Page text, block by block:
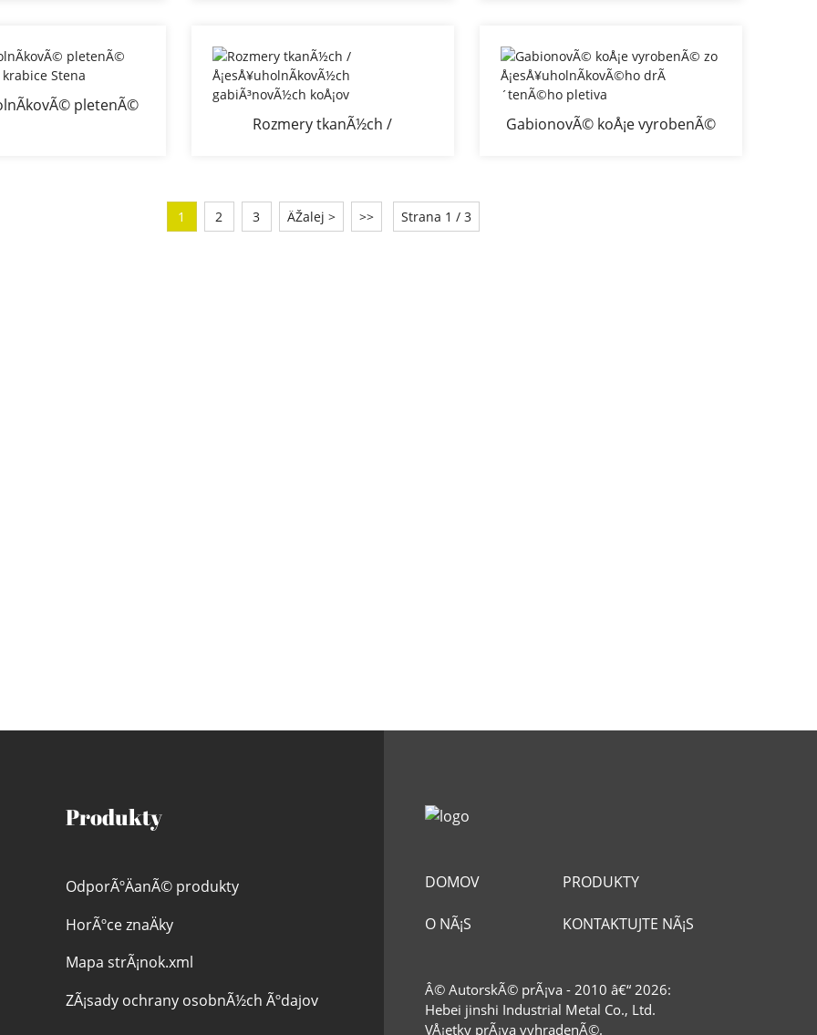
pletenÃ©
Rozmery tkanÃ½ch /
GabionovÃ© koÅ¡e vyrobenÃ©
1 2 3 ÄŽalej > >> Strana 1 / 3
Produkty
OdporÃºÄanÃ© produkty
HorÃºce znaÄky
Mapa strÃ¡nok.xml
ZÃ¡sady ochrany osobnÃ½ch Ãºdajov
DOMOV PRODUKTY
O NÃ¡S KONTAKTUJTE NÃ¡S
Â© AutorskÃ© prÃ¡va - 2010 â€“ 2026:
Hebei jinshi Industrial Metal Co., Ltd.
VÅ¡etky prÃ¡va vyhradenÃ©.